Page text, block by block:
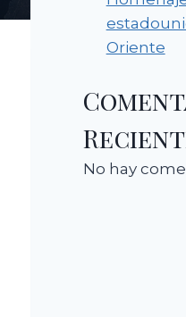
Oriente
No hay